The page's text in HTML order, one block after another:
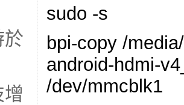
於
sudo -s
bpi-copy /
android-hdmi-
/dev/mmcblk1